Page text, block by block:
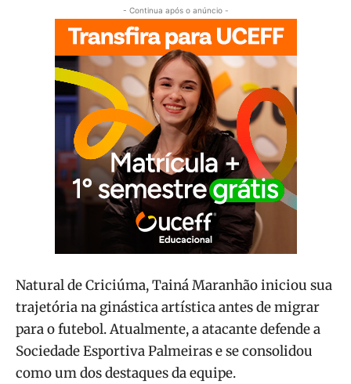
- Continua após o anúncio -
Natural de Criciúma, Tainá Maranhão iniciou sua
trajetória na ginástica artística antes de migrar
para o futebol. Atualmente, a atacante defende a
Sociedade Esportiva Palmeiras e se consolidou
como um dos destaques da equipe.